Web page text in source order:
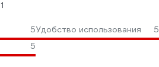
5Удобство использования 5
5